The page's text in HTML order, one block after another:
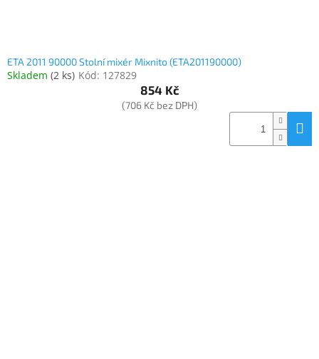
ETA 2011 90000 Stolní mixér Mixnito (ETA201190000)
Skladem (2 ks) Kód: 127829
854 Kč
(706 Kč bez DPH)